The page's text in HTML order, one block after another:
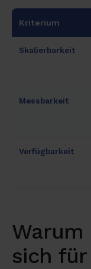
Kriterium
Skalierbarkeit
Messbarkeit
Verfügbarkeit
sich